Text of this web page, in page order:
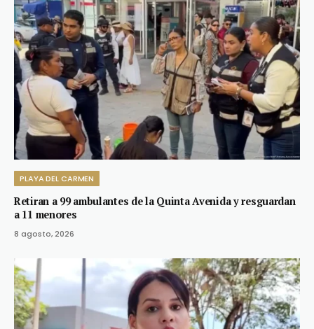
PLAYA DEL CARMEN
Retiran a 99 ambulantes de la Quinta Avenida y resguardan
a 11 menores
8 agosto, 2026